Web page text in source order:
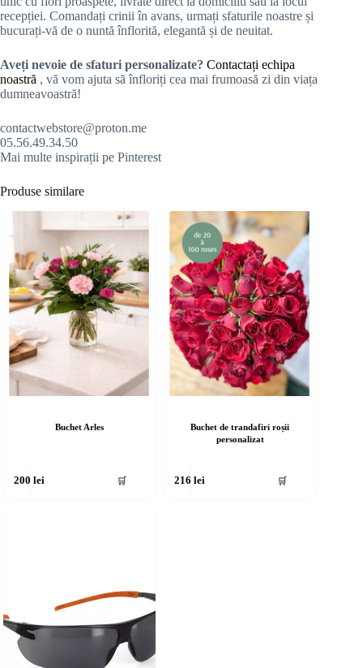
recepției. Comandați crinii în avans, urmați sfaturile noastre și
bucurați-vă de o nuntă înflorită, elegantă și de neuitat.
Aveți nevoie de sfaturi personalizate? Contactați echipa
noastră , vă vom ajuta să înfloriți cea mai frumoasă zi din viața
dumneavoastră!
contactwebstore@proton.me
05.56.49.34.50
Mai multe inspirații pe Pinterest
Produse similare
Buchet Arles
200lei 🛒
Buchet de trandafiri roșii
personalizat
216lei 🛒